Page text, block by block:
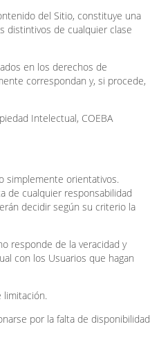
del Sitio, constituye una
distintivos de cualquier clase
en los derechos de
correspondan y, si procede,
Intelectual, COEBA
simplemente orientativos.
de cualquier responsabilidad
decidir según su criterio la
responde de la veracidad y
con los Usuarios que hagan
limitación.
por la falta de disponibilidad